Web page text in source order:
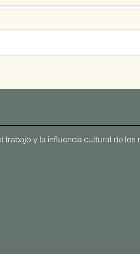
trabajo y la influencia cultural de